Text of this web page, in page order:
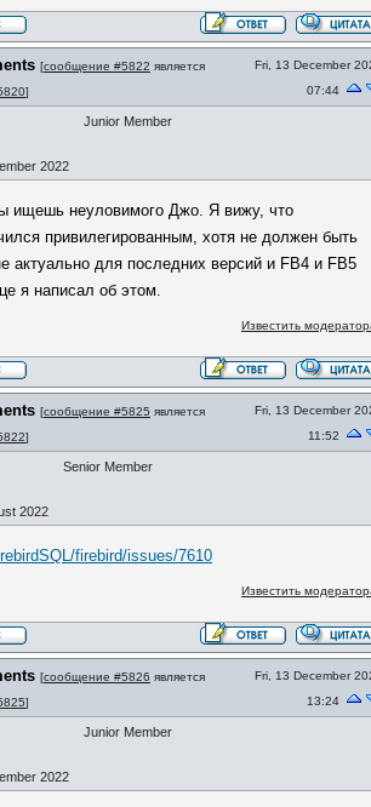
[сообщение #5822 является
]
Fri, 13 December
07:44
2022
Junior Member
ищешь неуловимого Джо. Я вижу, что
привилегированным, хотя не должен быть
актуально для последних версий и FB4 и FB5
я написал об этом.
Известить
[сообщение #5825 является
]
Fri, 13 December
11:52
2022
Senior Member
firebird/issues/7610
Известить
[сообщение #5826 является
]
Fri, 13 December
13:24
2022
Junior Member